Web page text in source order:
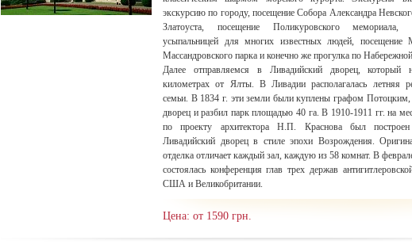
экскурсию по городу, посещение Собора Александра
Златоуста, посещение Поликуровского мемориала,
усыпальницей для многих известных людей, посещение
Массандровского парка и конечно же прогулка по
Далее отправляемся в Ливадийский дворец, который
километрах от Ялты. В Ливадии располагалась летняя
семьи. В 1834 г. эти земли были куплены графом
дворец и разбил парк площадью 40 га. В 1910-1911 гг. на
по проекту архитектора Н.П. Краснова был
Ливадийский дворец в стиле эпохи Возрождения.
отделка отличает каждый зал, каждую из 58 комнат. В
состоялась конференция глав трех держав
США и Великобритании.
Цена: от 1590 грн.